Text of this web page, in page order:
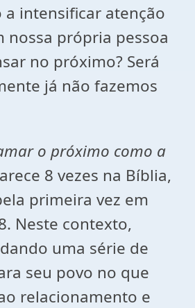
intensificar atenção
nossa própria pessoa
no próximo? Será
já não fazemos
o próximo como a
8 vezes na Bíblia,
primeira vez em
Neste contexto,
uma série de
seu povo no que
relacionamento e